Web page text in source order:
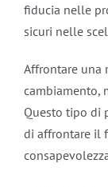
fiducia nelle
sicuri nelle
Affrontare una
cambiamento,
Questo tipo di
di affrontare il